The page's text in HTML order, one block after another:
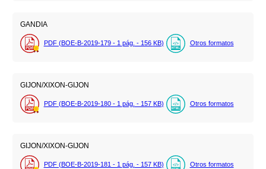
GANDIA
PDF (BOE-B-2019-179 - 1 pág. - 156 KB) Otros formatos
GIJON/XIXON-GIJON
PDF (BOE-B-2019-180 - 1 pág. - 157 KB) Otros formatos
GIJON/XIXON-GIJON
PDF (BOE-B-2019-181 - 1 pág. - 157 KB) Otros formatos